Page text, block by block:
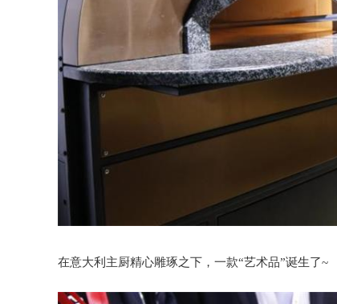
在意大利主厨精心雕琢之下，一款“艺术品”诞生了~